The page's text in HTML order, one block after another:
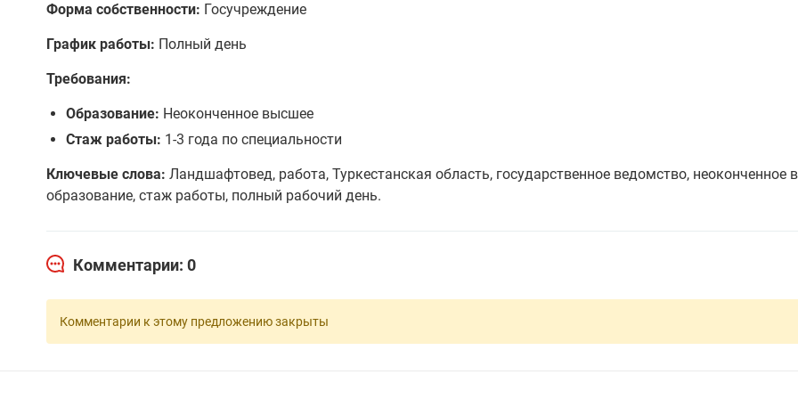
Форма собственности: Госучреждение
График работы: Полный день
Требования:
Образование: Неоконченное высшее
Стаж работы: 1-3 года по специальности
Ключевые слова: Ландшафтовед, работа, Туркестанская область, государственное ведомство, неоконченное
образование, стаж работы, полный рабочий день.
Комментарии: 0
Комментарии к этому предложению закрыты